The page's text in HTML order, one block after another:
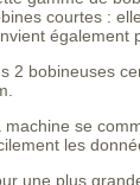
courtes :
également
2 bobineuses
machine se
les
une plus